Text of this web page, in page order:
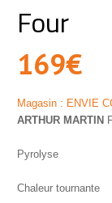
Four
169€
Magasin : ENVIE
ARTHUR MARTIN
Pyrolyse
Chaleur tournante